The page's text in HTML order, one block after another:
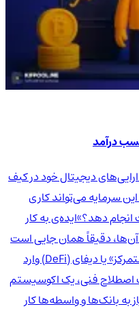
دیجیتال خود در کیف
سرمایه می‌تواند کاری
دهد؟»ایده‌ی به کار
دقیقاً همان جایی است
که دنیای هیجان‌انگیز «امور مالی غیرمتمرکز» یا دیفای (DeFi) وارد
اصطلاح فنی، یک اکوسیستم
بانک‌ها و واسطه‌ها کار